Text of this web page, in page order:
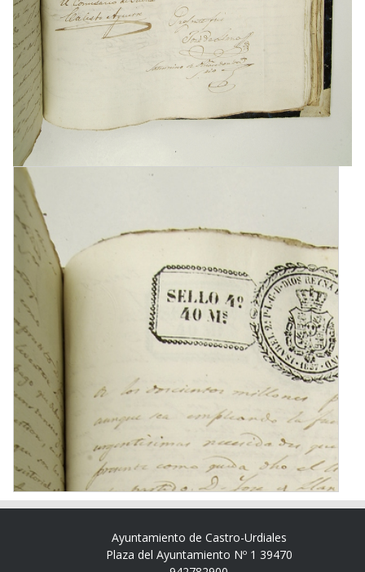
Ayuntamiento de Castro-Urdiales
Plaza del Ayuntamiento Nº 1 39470